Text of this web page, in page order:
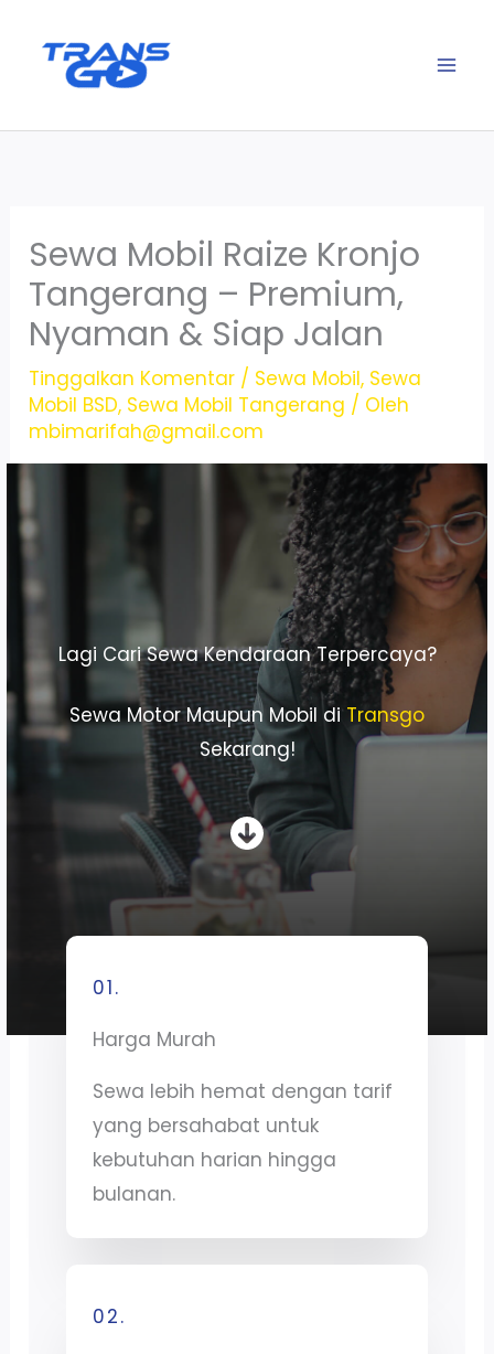
Sewa Mobil Raize Kronjo
Tangerang – Premium,
Nyaman & Siap Jalan
Tinggalkan Komentar / Sewa Mobil, Sewa
Mobil BSD, Sewa Mobil Tangerang / Oleh
mbimarifah@gmail.com
Lagi Cari Sewa Kendaraan Terpercaya?
Sewa Motor Maupun Mobil diTransgo
Sekarang!
01.
Harga Murah
Sewa lebih hemat dengan tarif
yang bersahabat untuk
kebutuhan harian hingga
bulanan.
02.